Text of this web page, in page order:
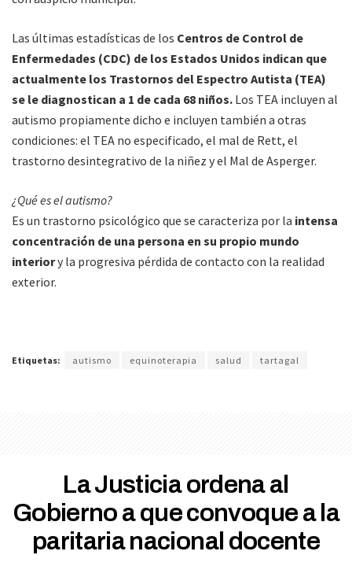
Las últimas estadísticas de los Centros de Control de
Enfermedades (CDC) de los Estados Unidos indican que
actualmente los Trastornos del Espectro Autista (TEA)
se le diagnostican a 1 de cada 68 niños. Los TEA incluyen al
autismo propiamente dicho e incluyen también a otras
condiciones: el TEA no especificado, el mal de Rett, el
trastorno desintegrativo de la niñez y el Mal de Asperger.
¿Qué es el autismo?
Es un trastorno psicológico que se caracteriza por la intensa
concentración de una persona en su propio mundo
interiory la progresiva pérdida de contacto con la realidad
exterior.
Etiquetas: autismo equinoterapia salud tartagal
La Justicia ordena al
Gobierno a que convoque a la
paritaria nacional docente